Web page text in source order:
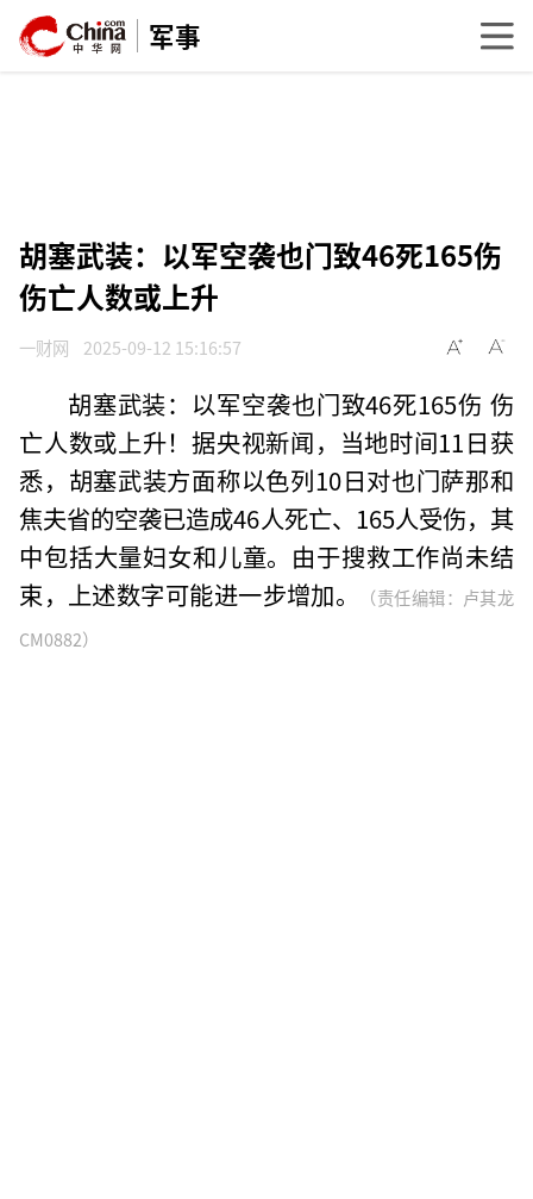
军事
胡塞武装：以军空袭也门致46死165伤
伤亡人数或上升
一财网 2025-09-12 15:16:57
胡塞武装：以军空袭也门致46死165伤 伤
亡人数或上升！据央视新闻，当地时间11日获
悉，胡塞武装方面称以色列10日对也门萨那和
焦夫省的空袭已造成46人死亡、165人受伤，其
中包括大量妇女和儿童。由于搜救工作尚未结
束，上述数字可能进一步增加。
（责任编辑：卢其龙
CM0882）